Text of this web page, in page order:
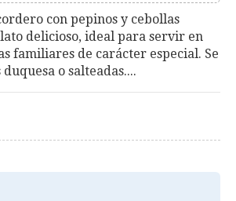
con pepi­nos y cebollas
delicioso, ideal para servir en
familiares de carácter especial. Se
o salteadas....